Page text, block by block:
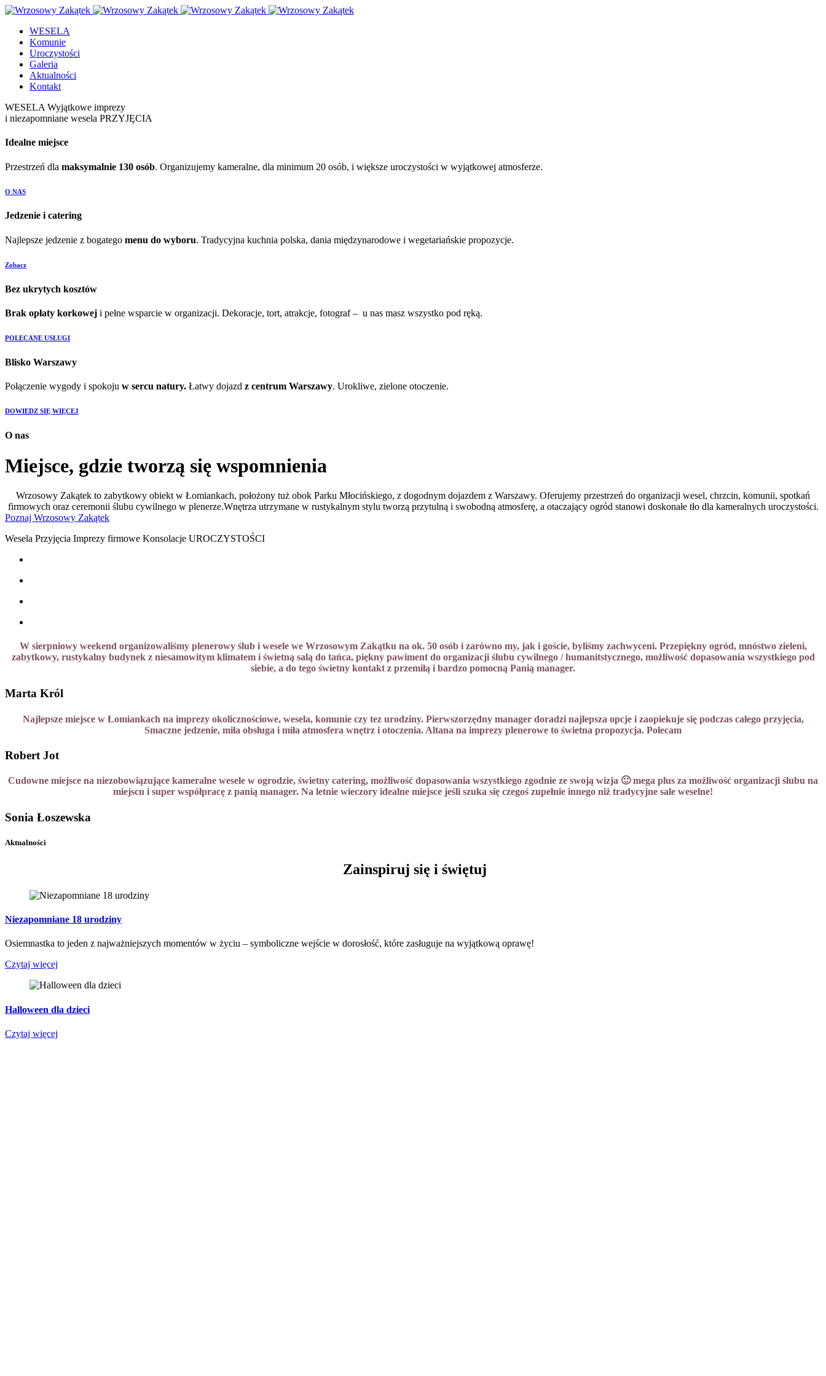
WESELA
Komunie
Uroczystości
Galeria
Aktualności
Kontakt
WESELA Wyjątkowe imprezy
i niezapomniane wesela PRZYJĘCIA
Idealne miejsce
Przestrzeń dla maksymalnie 130 osób. Organizujemy kameralne, dla minimum 20 osób, i większe uroczystości w wyjątkowej atmosferze.
O NAS
Jedzenie i catering
Najlepsze jedzenie z bogatego menu do wyboru. Tradycyjna kuchnia polska, dania międzynarodowe i wegetariańskie propozycje.
Zobacz
Bez ukrytych kosztów
Brak opłaty korkowej i pełne wsparcie w organizacji. Dekoracje, tort, atrakcje, fotograf – u nas masz wszystko pod ręką.
POLECANE USŁUGI
Blisko Warszawy
Połączenie wygody i spokoju w sercu natury. Łatwy dojazd z centrum Warszawy. Urokliwe, zielone otoczenie.
DOWIEDZ SIĘ WIĘCEJ
O nas
Miejsce, gdzie tworzą się wspomnienia
Wrzosowy Zakątek to zabytkowy obiekt w Łomiankach, położony tuż obok Parku Młocińskiego, z dogodnym dojazdem z Warszawy. Oferujemy przestrzeń do organizacji wesel, chrzcin, komunii, spotkań
firmowych oraz ceremonii ślubu cywilnego w plenerze.Wnętrza utrzymane w rustykalnym stylu tworzą przytulną i swobodną atmosferę, a otaczający ogród stanowi doskonałe tło dla kameralnych uroczystości.
Poznaj Wrzosowy Zakątek
Wesela Przyjęcia Imprezy firmowe Konsolacje UROCZYSTOŚCI
W sierpniowy weekend organizowaliśmy plenerowy ślub i wesele we Wrzosowym Zakątku na ok. 50 osób i zarówno my, jak i goście, byliśmy zachwyceni. Przepiękny ogród, mnóstwo zieleni,
zabytkowy, rustykalny budynek z niesamowitym klimatem i świetną salą do tańca, piękny pawiment do organizacji ślubu cywilnego / humanitstycznego, możliwość dopasowania wszystkiego pod
siebie, a do tego świetny kontakt z przemiłą i bardzo pomocną Panią manager.
Marta Król
Najlepsze miejsce w Łomiankach na imprezy okolicznościowe, wesela, komunie czy tez urodziny. Pierwszorzędny manager doradzi najlepsza opcje i zaopiekuje się podczas całego przyjęcia,
Smaczne jedzenie, miła obsługa i miła atmosfera wnętrz i otoczenia. Altana na imprezy plenerowe to świetna propozycja. Polecam
Robert Jot
Cudowne miejsce na niezobowiązujące kameralne wesele w ogrodzie, świetny catering, możliwość dopasowania wszystkiego zgodnie ze swoją wizja 🙂 mega plus za możliwość organizacji ślubu na
miejscu i super współpracę z panią manager. Na letnie wieczory idealne miejsce jeśli szuka się czegoś zupełnie innego niż tradycyjne sale weselne!
Sonia Łoszewska
Aktualności
Zainspiruj się i świętuj
Niezapomniane 18 urodziny
Osiemnastka to jeden z najważniejszych momentów w życiu – symboliczne wejście w dorosłość, które zasługuje na wyjątkową oprawę!
Czytaj więcej
Halloween dla dzieci
Czytaj więcej